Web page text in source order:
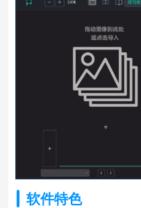
软件特色